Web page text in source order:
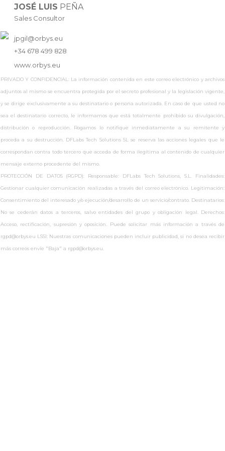
JOSÉ LUIS PEÑA
Sales Consultor
jpgil@orbys.eu
+34 678 499 828
www.orbys.eu
PRIVADO Y CONFIDENCIAL: La información contenida en este correo electrónico y archivos
adjuntos al mismo se encuentra protegida por el secreto profesional y la legislación vigente,
y se dirige exclusivamente a su destinatario o persona autorizada. En caso de que usted no
sea el destinatario correcto, le informamos que está totalmente prohibido su divulgación,
distribución o reproducción. Rogamos lo notifique inmediatamente a su remitente y
proceda a su destrucción. DFLabs Tech Solutions SL se reserva las acciones legales que le
correspondan contra todo tercero que acceda de forma ilegítima al contenido de cualquier
mensaje externo procedente del mismo.
PROTECCIÓN DE DATOS (RGPD): Responsable: DFLabs Tech Solutions, S.L. Finalidades:
Gestionar cualquier comunicación realizadas a través del correo electrónico. Legitimación:
Consentimiento del interesado y/o ejecución/desarrollo de un servicio/contrato. Destinatarios:
No se cederán datos a terceros, salvo entidades del grupo y obligación legal. Derechos:
Acceso, rectificación, supresión y oposición. Puede solicitar más información a través de
rgpd@orbys.eu LSSI: Nuestras comunicaciones pueden incluir publicidad, si no desea recibir
más correos envíe "Baja" a rgpd@orbys.eu.